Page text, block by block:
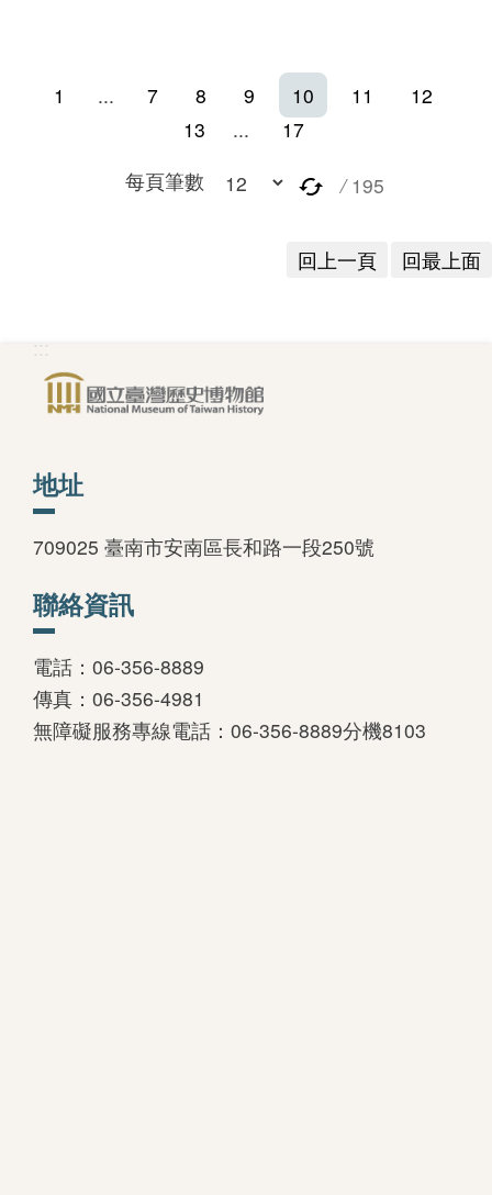
1 ... 7 8 9 10 11
12
13
...
17
每頁筆數
/ 195
回上一頁 回最上面
:::
地址
709025 臺南市安南區長和路一段250號
聯絡資訊
電話：06-356-8889
傳真：06-356-4981
無障礙服務專線電話：06-356-8889分機8103